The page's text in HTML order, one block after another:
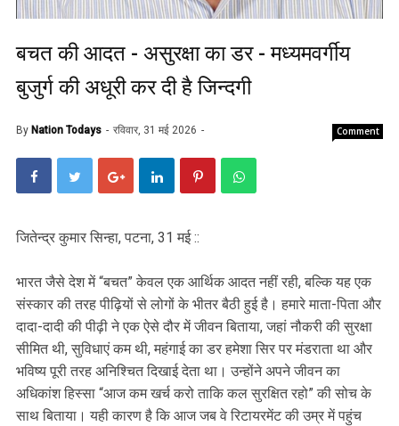
बचत की आदत - असुरक्षा का डर - मध्यमवर्गीय
बुजुर्ग की अधूरी कर दी है जिन्दगी
By Nation Todays रविवार, 31 मई 2026 Comment
जितेन्द्र कुमार सिन्हा, पटना, 31 मई ::
भारत जैसे देश में “बचत” केवल एक आर्थिक आदत नहीं रही, बल्कि यह एक
संस्कार की तरह पीढ़ियों से लोगों के भीतर बैठी हुई है। हमारे माता-पिता और
दादा-दादी की पीढ़ी ने एक ऐसे दौर में जीवन बिताया, जहां नौकरी की सुरक्षा
सीमित थी, सुविधाएं कम थी, महंगाई का डर हमेशा सिर पर मंडराता था और
भविष्य पूरी तरह अनिश्चित दिखाई देता था। उन्होंने अपने जीवन का
अधिकांश हिस्सा “आज कम खर्च करो ताकि कल सुरक्षित रहो” की सोच के
साथ बिताया। यही कारण है कि आज जब वे रिटायरमेंट की उम्र में पहुंच